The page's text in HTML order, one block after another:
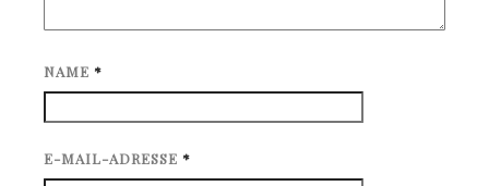
NAME *
E-MAIL-ADRESSE *